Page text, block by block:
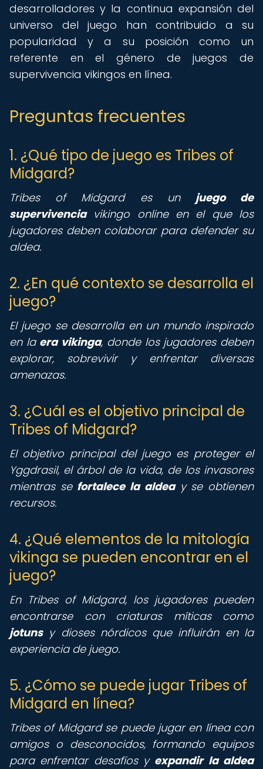
desarrolladores y la continua expansión del
universo del juego han contribuido a su
popularidad y a su posición como un
referente en el género de juegos de
supervivencia vikingos en línea.
Preguntas frecuentes
1. ¿Qué tipo de juego es Tribes of
Midgard?
Tribes of Midgard es un juego de
supervivenciavikingo online en el que los
jugadores deben colaborar para defender su
aldea.
2. ¿En qué contexto se desarrolla el
juego?
El juego se desarrolla en un mundo inspirado
en la era vikinga, donde los jugadores deben
explorar, sobrevivir y enfrentar diversas
amenazas.
3. ¿Cuál es el objetivo principal de
Tribes of Midgard?
El objetivo principal del juego es proteger el
Yggdrasil, el árbol de la vida, de los invasores
mientras se fortalece la aldeay se obtienen
recursos.
4. ¿Qué elementos de la mitología
vikinga se pueden encontrar en el
juego?
En Tribes of Midgard, los jugadores pueden
encontrarse con criaturas míticas como
jotunsy dioses nórdicos que influirán en la
experiencia de juego.
5. ¿Cómo se puede jugar Tribes of
Midgard en línea?
Tribes of Midgard se puede jugar en línea con
amigos o desconocidos, formando equipos
para enfrentar desafíos y expandir la aldea